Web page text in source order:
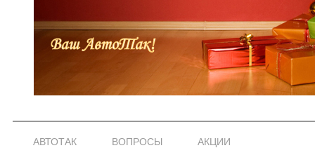
АВТОТАК ВОПРОСЫ АКЦИИ